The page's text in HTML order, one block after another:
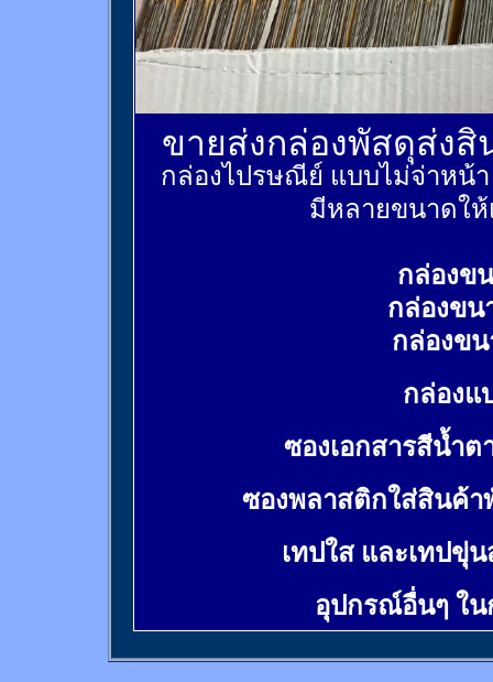
ขายส่งกล่องพัสดุส่ง
กล่องไปรษณีย์ แบบไม่จ่าหน้
มีหลายขนาดให้
กล่องข
กล่องขน
กล่องข
กล่องแ
ซองเอกสารสีน้ำต
ซองพลาสติกใส่สินค้า
เทปใส และเทปขุ่
อุปกรณ์อื่นๆ ใ